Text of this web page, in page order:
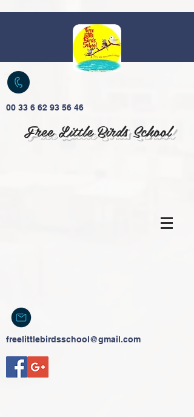
00 33 6 62 93 56 46
Free Little Birds School
freelittlebirdsschool@gmail.com